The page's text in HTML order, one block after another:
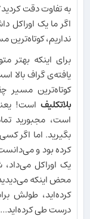
به تفاوت دقت
اگر ما یک اوراکل
نداریم، کوتاه‌ترین
برای اینکه بهتر
یافته‌ی گراف بالا
کوتاه‌ترین
بلاتکلیف است!
است، مجبورید
بگیرید. اما اگر
کرده بود و
یک اوراکل
محض اینکه
کرده‌اید، طولش
درست طی کرده‌اید...